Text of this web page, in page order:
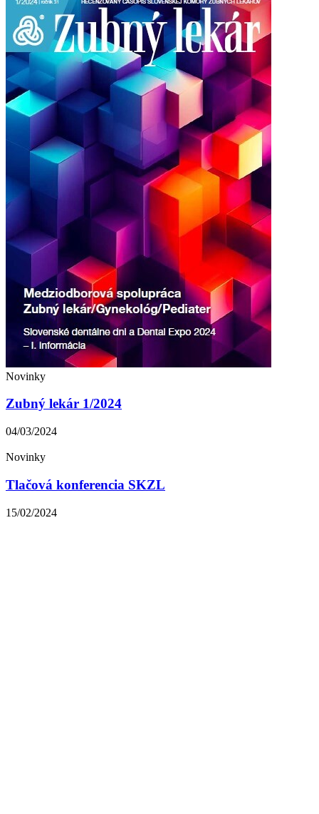
Novinky
Zubný lekár 1/2024
04/03/2024
Novinky
Tlačová konferencia SKZL
15/02/2024